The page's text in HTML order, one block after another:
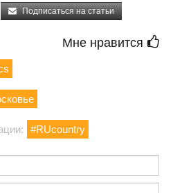
Подписаться на статьи
Мне нравится
#RUcountry